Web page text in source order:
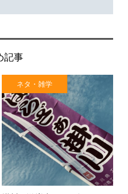
記事
ネタ・雑学